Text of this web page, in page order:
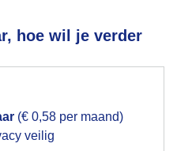
hoe wil je verder
(€ 0,58 per maand)
veilig
gebruiken voor het